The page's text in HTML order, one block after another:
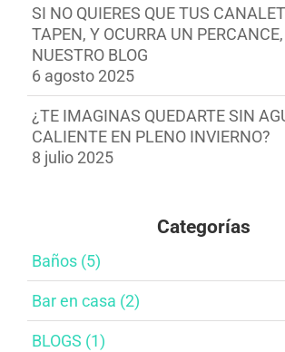
SI NO QUIERES QUE TUS
TAPEN, Y OCURRA UN
NUESTRO BLOG
6 agosto 2025
¿TE IMAGINAS QUEDARTE SIN
CALIENTE EN PLENO INVIERNO?
8 julio 2025
Categorías
Baños​ (5)
Bar en casa​ (2)
BLOGS (1)